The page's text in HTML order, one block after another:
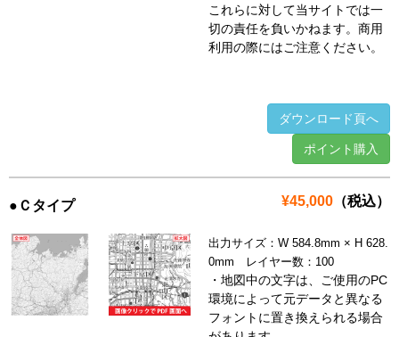
これらに対して当サイトでは一
切の責任を負いかねます。商用
利用の際にはご注意ください。
ダウンロード頁へ
ポイント購入
¥45,000 （税込）
●Ｃタイプ
出力サイズ：W 584.8mm × H 628.
0mm レイヤー数：100
・地図中の文字は、ご使用のPC
環境によって元データと異なる
フォントに置き換えられる場合